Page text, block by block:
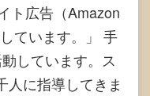
ト広告（Amazon
ています。」 手
しています。ス
人に指導してきま